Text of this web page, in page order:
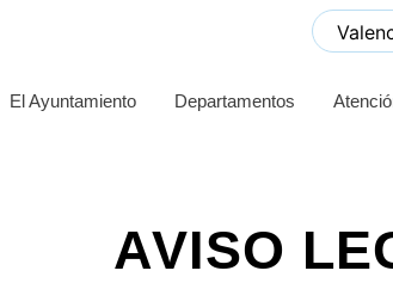
El Ayuntamiento Departamentos
AVISO